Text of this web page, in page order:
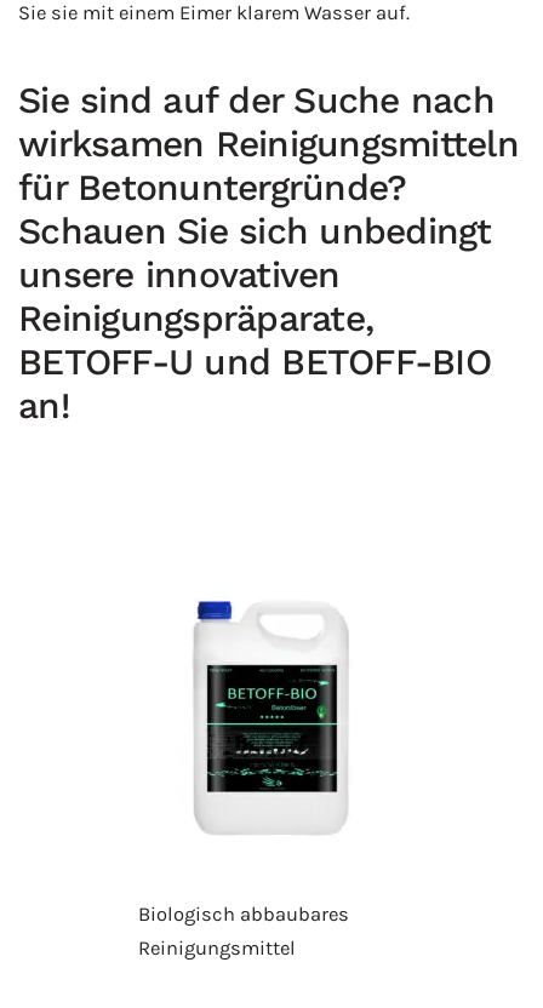
Sie sie mit einem Eimer klarem Wasser auf.
Sie sind auf der Suche nach
wirksamen Reinigungsmitteln
für Betonuntergründe?
Schauen Sie sich unbedingt
unsere innovativen
Reinigungspräparate,
BETOFF-U und BETOFF-BIO
an!
Biologisch abbaubares
Reinigungsmittel